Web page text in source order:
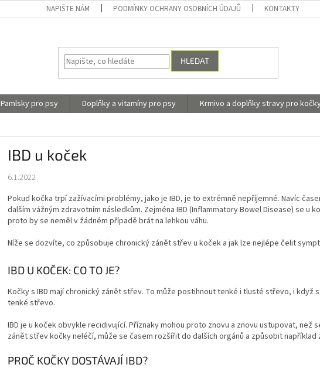
NAPIŠTE NÁM PODMÍNKY OCHRANY OSOBNÍCH ÚDAJŮ KONTAKTY
HLEDAT
Pamlsky pro psy Doplňky a vitamíny pro psy Krmivo a doplňky stravy pro
IBD u koček
6.1.2022
Pokud kočka trpí zažívacími problémy, jako je IBD, je to extrémně nepříjemné. Navíc
dalším vážným zdravotním následkům. Zejména IBD (Inflammatory Bowel Disease) se u
proto by se neměl v žádném případě brát na lehkou váhu.
Níže se dozvíte, co způsobuje chronický zánět střev u koček a jak lze nejlépe čelit
IBD U KOČEK: CO TO JE?
Kočky s IBD mají chronický zánět střev. To může postihnout tenké i tlusté střevo, i když
tenké střevo.
IBD je u koček obvykle recidivující. Příznaky mohou proto znovu a znovu ustupovat, než
zánět střev kočky neléčí, může se časem rozšířit do dalších orgánů a způsobit
PROČ KOČKY DOSTÁVAJÍ IBD?